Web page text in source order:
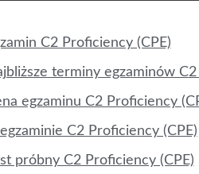
C2 Proficiency (CPE)
terminy egzaminów
egzaminu C2 Proficiency
C2 Proficiency (CPE)
próbny C2 Proficiency (CPE)